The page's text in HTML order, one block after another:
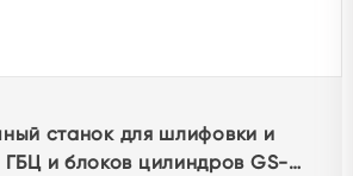
станок для шлифовки и
и блоков цилиндров GS-